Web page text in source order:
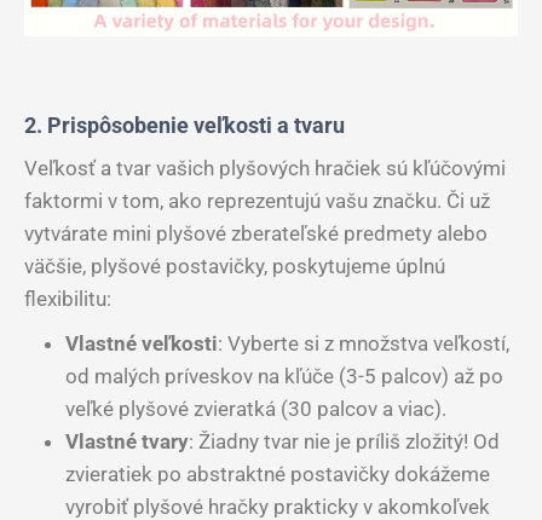
2. Prispôsobenie veľkosti a tvaru
Veľkosť a tvar vašich plyšových hračiek sú kľúčovými
faktormi v tom, ako reprezentujú vašu značku. Či už
vytvárate mini plyšové zberateľské predmety alebo
väčšie, plyšové postavičky, poskytujeme úplnú
flexibilitu:
Vlastné veľkosti: Vyberte si z množstva veľkostí,
od malých príveskov na kľúče (3-5 palcov) až po
veľké plyšové zvieratká (30 palcov a viac).
Vlastné tvary: Žiadny tvar nie je príliš zložitý! Od
zvieratiek po abstraktné postavičky dokážeme
vyrobiť plyšové hračky prakticky v akomkoľvek